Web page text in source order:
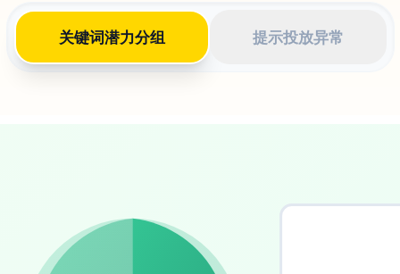
关键词潜力分组 提示投放异常